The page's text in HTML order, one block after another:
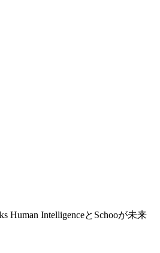
IntelligenceとSchooが未来